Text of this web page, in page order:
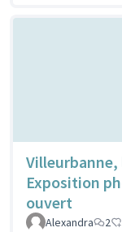
Villeurbanne,
Exposition
ouvert
Alexandra 2